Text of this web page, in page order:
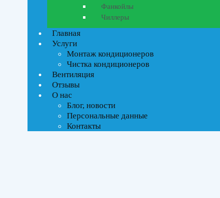
Фанкойлы
Чиллеры
Главная
Услуги
Монтаж кондиционеров
Чистка кондиционеров
Вентиляция
Отзывы
О нас
Блог, новости
Персональные данные
Контакты
Текстовый поиск
Инверторное
Daichi(1)